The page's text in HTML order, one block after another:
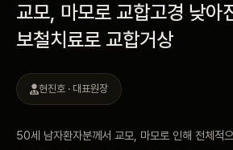
의료진
안내
교모, 마모로 교합고경 낮아
보철치료로 교합거상
현진호 · 대표원장
50세 남자환자분께서 교모, 마모로 인해 전체적